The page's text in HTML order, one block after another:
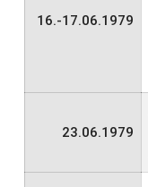
16.-17.06.1979
23.06.1979